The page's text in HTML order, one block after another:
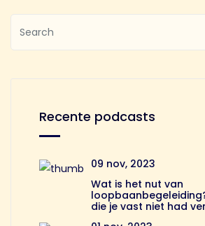
Recente podcasts
09 nov, 2023
Wat is het nut van
die je vast niet had